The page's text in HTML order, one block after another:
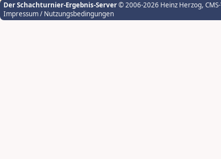
Der Schachturnier-Ergebnis-Server© 2006-2026 Heinz Herzog,
Impressum / Nutzungsbedingungen